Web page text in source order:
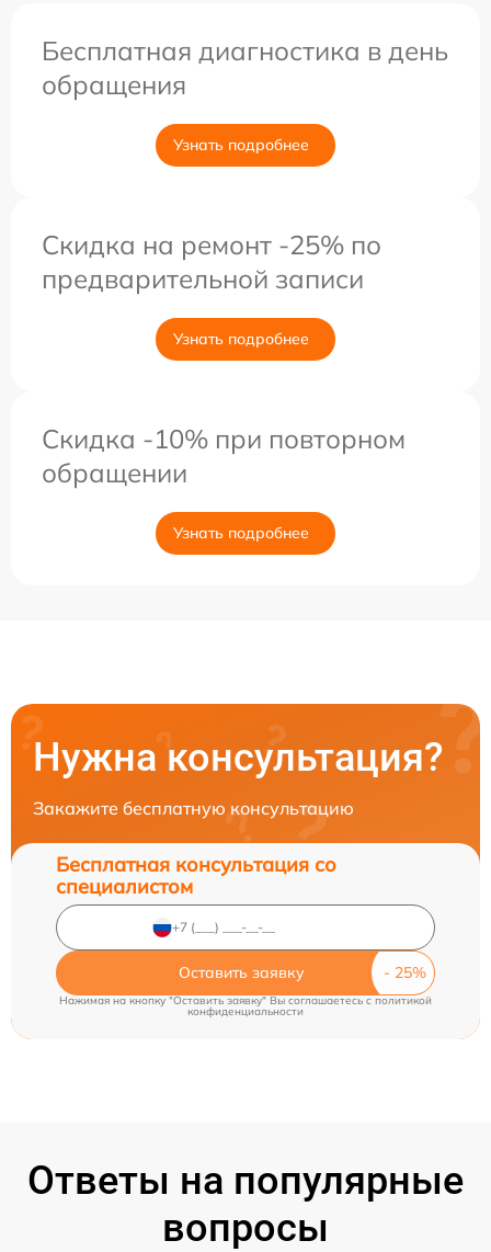
Бесплатная диагностика в день
обращения
Узнать подробнее
Скидка на ремонт -25% по
предварительной записи
Узнать подробнее
Скидка -10% при повторном
обращении
Узнать подробнее
Нужна консультация?
Закажите бесплатную консультацию
Бесплатная консультация со
специалистом
Оставить заявку
Нажимая на кнопку "Оставить заявку" Вы соглашаетесь cполитикой
конфиденциальности
Ответы на популярные
вопросы